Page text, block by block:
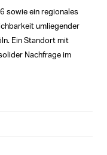
sowie ein regionales
umliegender
Ein Standort mit
Nachfrage im